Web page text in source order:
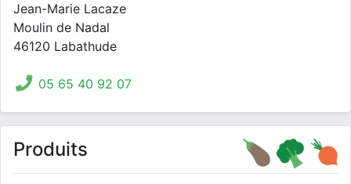
Jean-Marie Lacaze
Moulin de Nadal
46120 Labathude
05 65 40 92 07
Produits